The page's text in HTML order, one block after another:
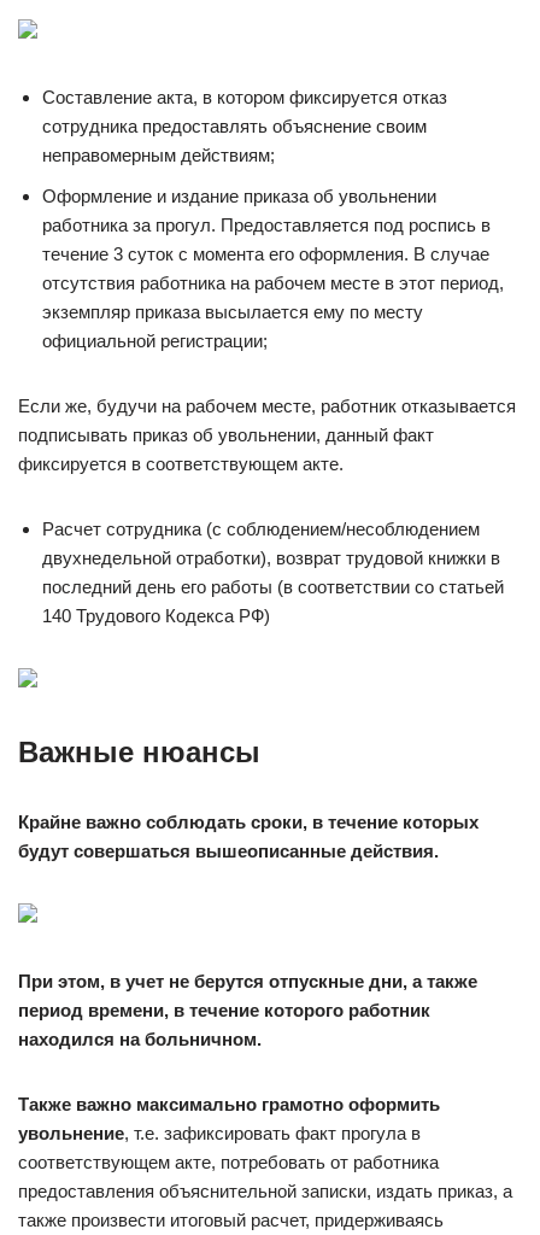
Составление акта, в котором фиксируется отказ
сотрудника предоставлять объяснение своим
неправомерным действиям;
Оформление и издание приказа об увольнении
работника за прогул. Предоставляется под роспись в
течение 3 суток с момента его оформления. В случае
отсутствия работника на рабочем месте в этот период,
экземпляр приказа высылается ему по месту
официальной регистрации;
Если же, будучи на рабочем месте, работник отказывается
подписывать приказ об увольнении, данный факт
фиксируется в соответствующем акте.
Расчет сотрудника (с соблюдением/несоблюдением
двухнедельной отработки), возврат трудовой книжки в
последний день его работы (в соответствии со статьей
140 Трудового Кодекса РФ)
Важные нюансы
Крайне важно соблюдать сроки, в течение которых
будут совершаться вышеописанные действия.
При этом, в учет не берутся отпускные дни, а также
период времени, в течение которого работник
находился на больничном.
Также важно максимально грамотно оформить
увольнение, т.е. зафиксировать факт прогула в
соответствующем акте, потребовать от работника
предоставления объяснительной записки, издать приказ, а
также произвести итоговый расчет, придерживаясь